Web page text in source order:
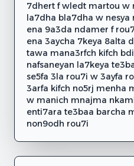
7dhert f wledt martou w
la7dha bla7dha w nesya
ena 9a3da ndamer f
ena 3aycha 7keya 8alta
tawa mana3rfch kifch
nafsaneyan la7keya
se5fa 3la rou7i w 3ayfa
3arfa kifch no5rj menha
w manich mnajma
enti7ara te3baa barcha
non9odh rou7i